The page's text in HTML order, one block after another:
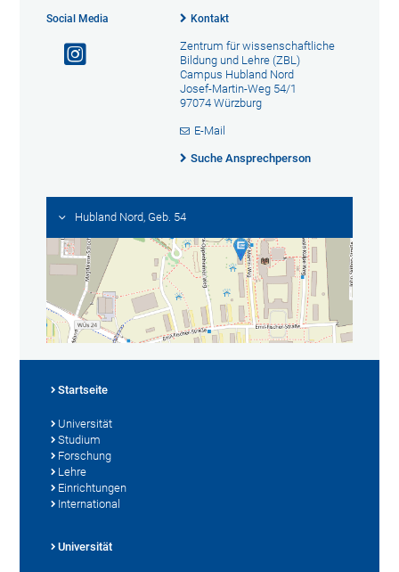
Social Media Kontakt
Zentrum für wissenschaftliche
Bildung und Lehre (ZBL)
Campus Hubland Nord
Josef-Martin-Weg 54/1
97074 Würzburg
E-Mail
Suche Ansprechperson
Hubland Nord, Geb. 54
Startseite
Universität
Studium
Forschung
Lehre
Einrichtungen
International
Universität